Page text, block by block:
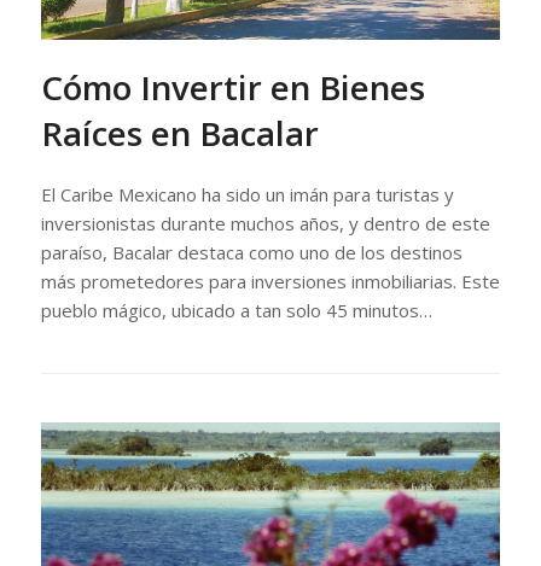
Cómo Invertir en Bienes
Raíces en Bacalar
El Caribe Mexicano ha sido un imán para turistas y
inversionistas durante muchos años, y dentro de este
paraíso, Bacalar destaca como uno de los destinos
más prometedores para inversiones inmobiliarias. Este
pueblo mágico, ubicado a tan solo 45 minutos…